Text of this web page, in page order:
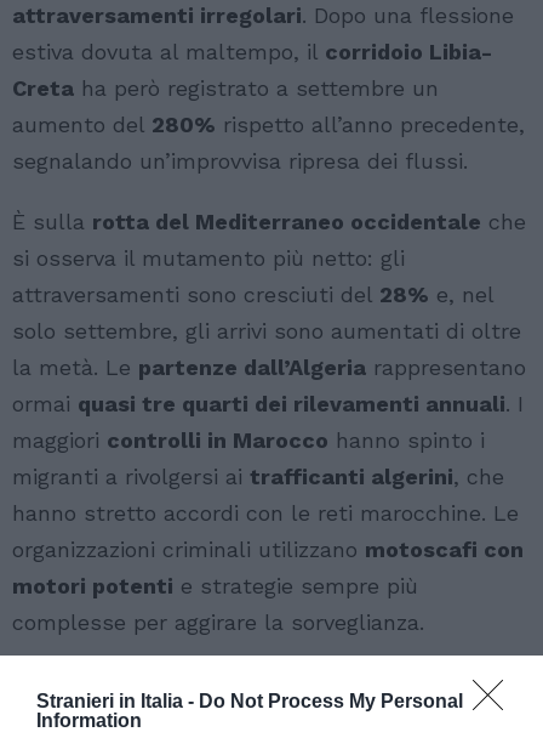
Stranieri in Italia - Do Not Process My Personal
Information
attraversamenti irregolari. Dopo una flessione
estiva dovuta al maltempo, il corridoio Libia-
Creta ha però registrato a settembre un
aumento del 280% rispetto all’anno precedente,
segnalando un’improvvisa ripresa dei flussi.
È sulla rotta del Mediterraneo occidentale che
si osserva il mutamento più netto: gli
attraversamenti sono cresciuti del 28% e, nel
solo settembre, gli arrivi sono aumentati di oltre
la metà. Le partenze dall’Algeria rappresentano
ormai quasi tre quarti dei rilevamenti annuali. I
maggiori controlli in Marocco hanno spinto i
migranti a rivolgersi ai trafficanti algerini, che
hanno stretto accordi con le reti marocchine. Le
organizzazioni criminali utilizzano motoscafi con
motori potenti e strategie sempre più
complesse per aggirare la sorveglianza.